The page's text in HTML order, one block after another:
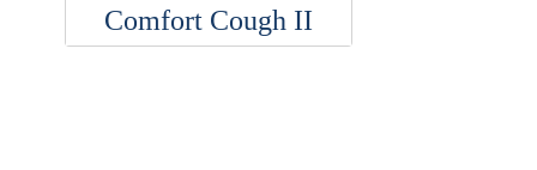
Comfort Cough II